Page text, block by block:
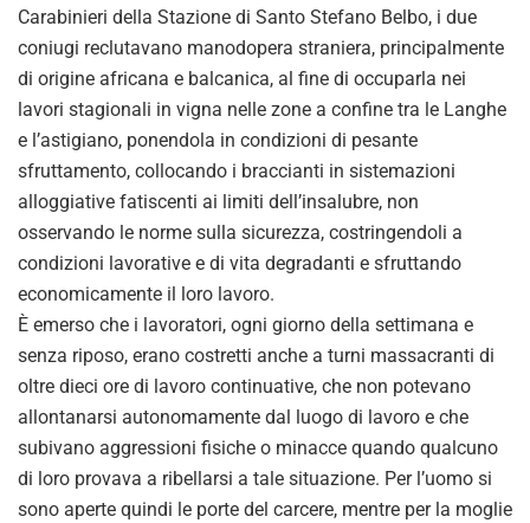
Carabinieri della Stazione di Santo Stefano Belbo, i due
coniugi reclutavano manodopera straniera, principalmente
di origine africana e balcanica, al fine di occuparla nei
lavori stagionali in vigna nelle zone a confine tra le Langhe
e l’astigiano, ponendola in condizioni di pesante
sfruttamento, collocando i braccianti in sistemazioni
alloggiative fatiscenti ai limiti dell’insalubre, non
osservando le norme sulla sicurezza, costringendoli a
condizioni lavorative e di vita degradanti e sfruttando
economicamente il loro lavoro.
È emerso che i lavoratori, ogni giorno della settimana e
senza riposo, erano costretti anche a turni massacranti di
oltre dieci ore di lavoro continuative, che non potevano
allontanarsi autonomamente dal luogo di lavoro e che
subivano aggressioni fisiche o minacce quando qualcuno
di loro provava a ribellarsi a tale situazione. Per l’uomo si
sono aperte quindi le porte del carcere, mentre per la moglie